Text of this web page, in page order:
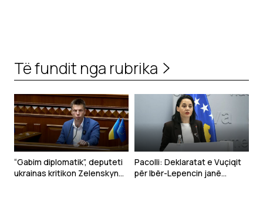
Të fundit nga rubrika
“Gabim diplomatik”, deputeti
ukrainas kritikon Zelenskyn
Pacolli: Deklaratat e Vuçiqit
për Ibër-Lepencin janë